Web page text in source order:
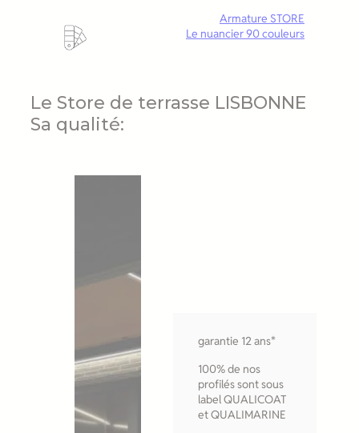
Armature STORE
Le nuancier 90 couleurs
Le Store de terrasse LISBONNE
Sa qualité:
garantie 12 ans*
100% de nos
profilés sont sous
label QUALICOAT
et QUALIMARINE